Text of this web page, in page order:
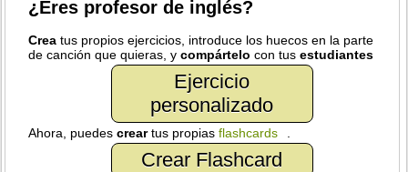
¿Eres profesor de inglés?
Crea tus propios ejercicios, introduce los huecos en la parte
de canción que quieras, ycompártelo con tusestudiantes
Ejercicio
personalizado
Ahora, puedescreartus propiasflashcards
Crear Flashcard